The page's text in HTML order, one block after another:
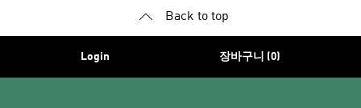
Back to top
Login 장바구니 (0)